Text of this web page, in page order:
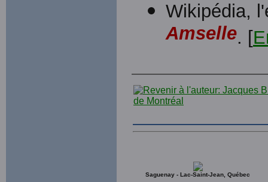
Wikipédia,
Amselle. [
Saguenay - Lac-Saint-Jean, Québec